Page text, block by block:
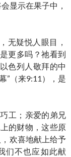
显示在果子中，
无疑悦人眼目，
更多吗？祂看到
色列人敬拜的中
”（来9:11），是
工；亲爱的弟兄
的财物，这些原
欢喜地献上给予
们不也应如此献